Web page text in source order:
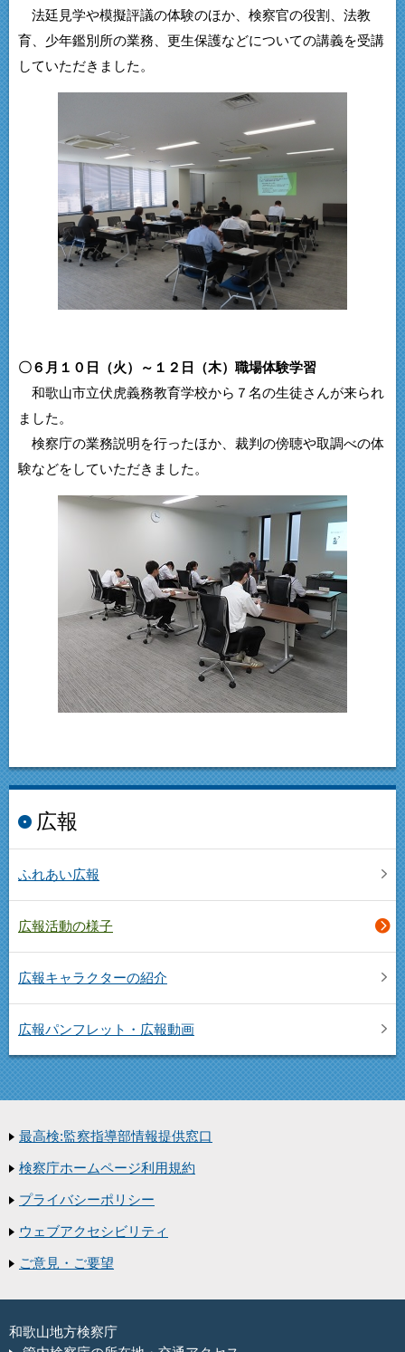
法廷見学や模擬評議の体験のほか、検察官の役割、法教
育、少年鑑別所の業務、更生保護などについての講義を受講
していただきました。
〇６月１０日（火）～１２日（木）職場体験学習
和歌山市立伏虎義務教育学校から７名の生徒さんが来られ
ました。
検察庁の業務説明を行ったほか、裁判の傍聴や取調べの体
験などをしていただきました。
広報
ふれあい広報
広報活動の様子
広報キャラクターの紹介
広報パンフレット・広報動画
最高検:監察指導部情報提供窓口
検察庁ホームページ利用規約
プライバシーポリシー
ウェブアクセシビリティ
ご意見・ご要望
和歌山地方検察庁